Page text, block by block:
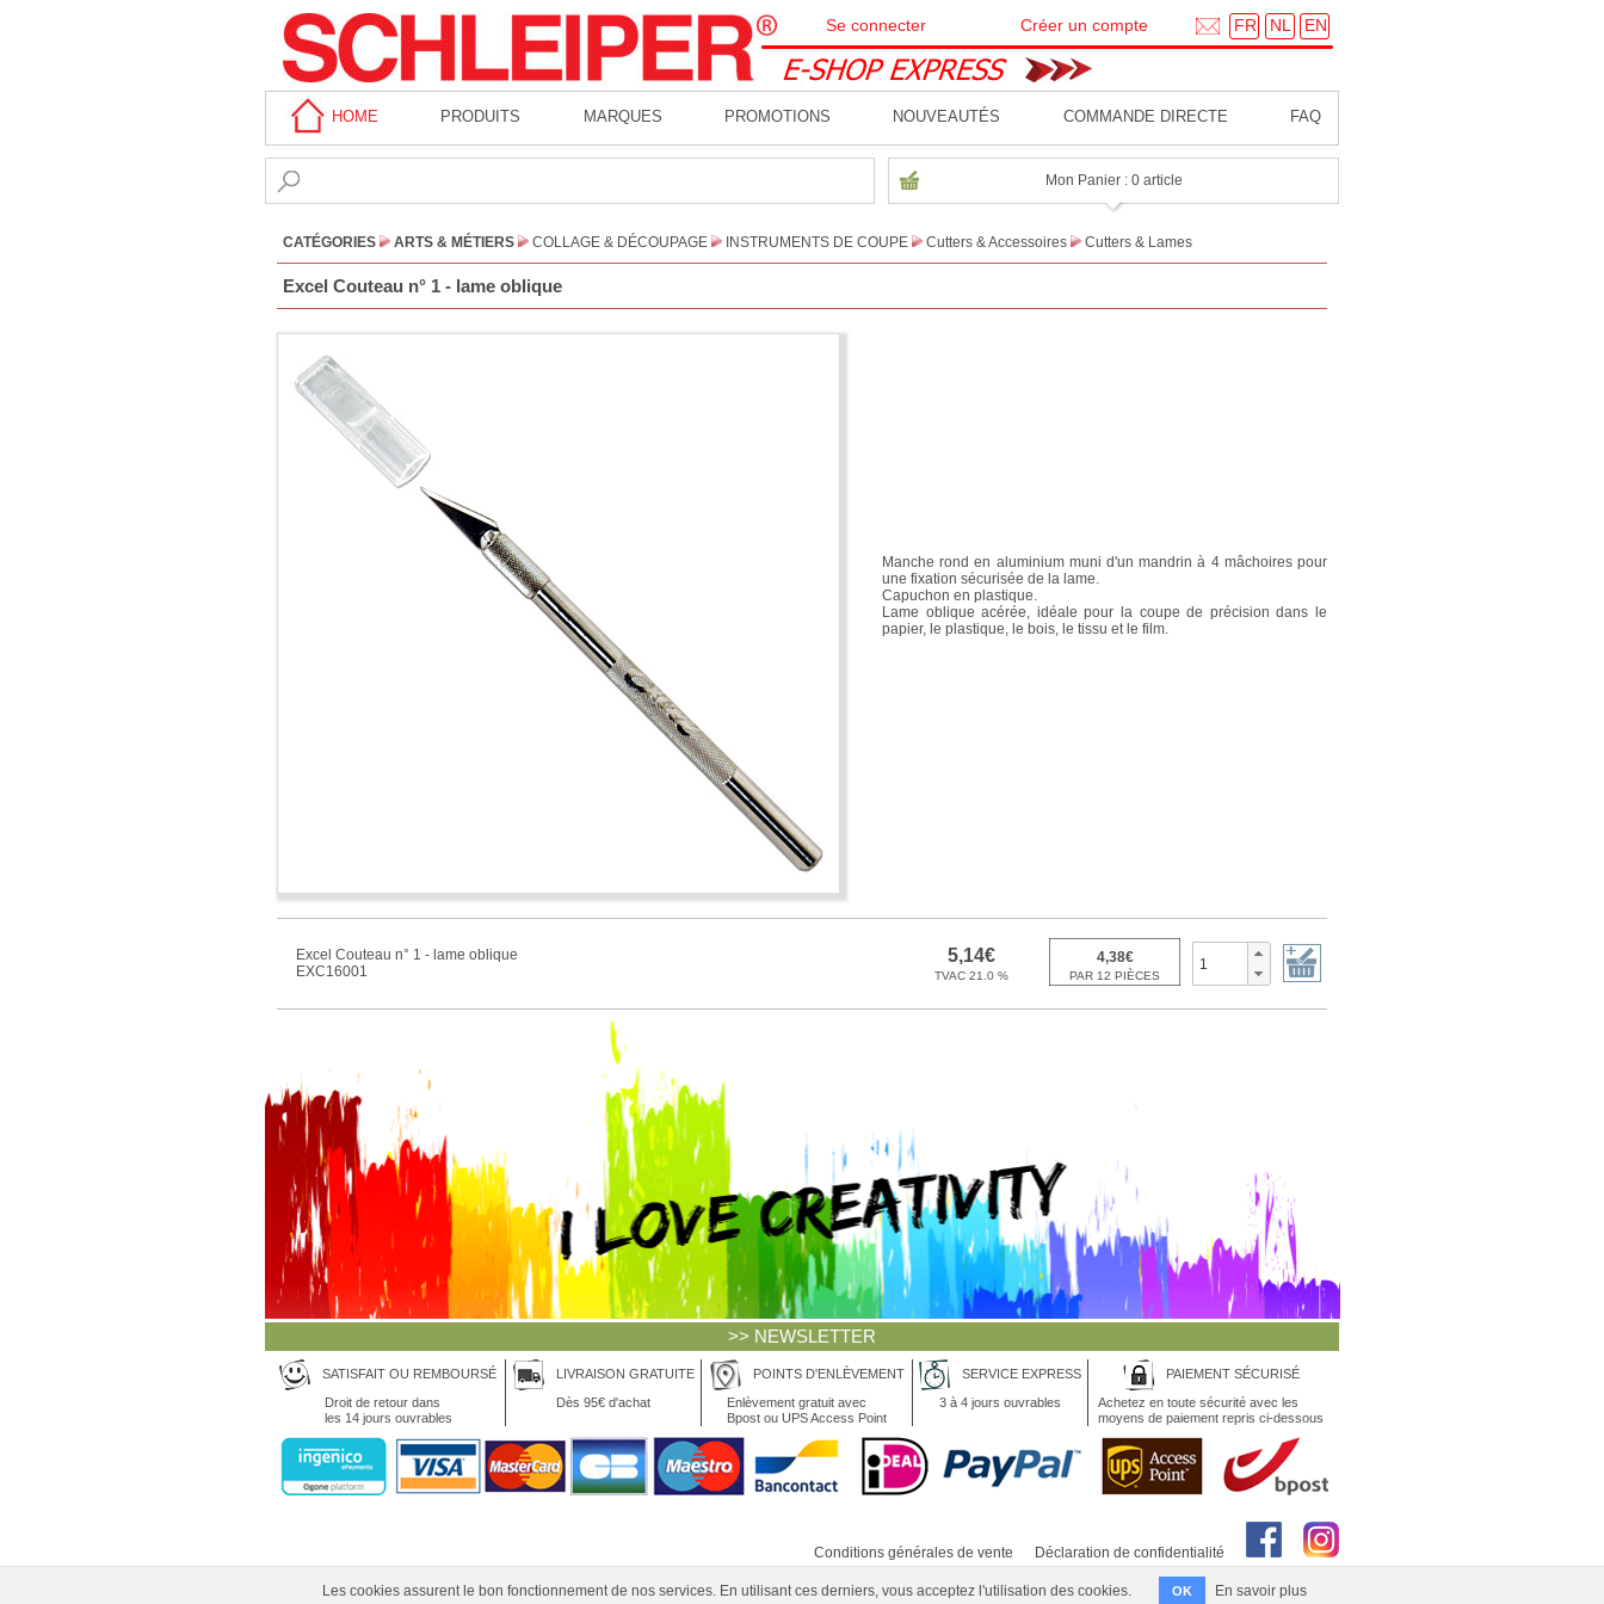
FR NL EN
Se connecter Créer un compte
HOME PRODUITS MARQUES PROMOTIONS NOUVEAUTÉS COMMANDE DIRECTE FAQ
Mon Panier : 0 article
CATÉGORIES ARTS & MÉTIERS COLLAGE & DÉCOUPAGE INSTRUMENTS DE COUPE Cutters & Accessoires Cutters & Lames
Excel Couteau n° 1 - lame oblique
Manche rond en aluminium muni d'un mandrin à 4 mâchoires pour
une fixation sécurisée de la lame.
Capuchon en plastique.
Lame oblique acérée, idéale pour la coupe de précision dans le
papier, le plastique, le bois, le tissu et le film.
Excel Couteau n° 1 - lame oblique
EXC16001
>> NEWSLETTER
SATISFAIT OU REMBOURSÉ
Droit de retour dans
les 14 jours ouvrables
LIVRAISON GRATUITE
Dès 95€ d'achat
POINTS D'ENLÈVEMENT
Enlèvement gratuit avec
Bpost ou UPS Access Point
SERVICE EXPRESS
3 à 4 jours ouvrables
PAIEMENT SÉCURISÉ
Achetez en toute sécurité avec les
moyens de paiement repris ci-dessous
Conditions générales de vente Déclaration de confidentialité
Les cookies assurent le bon fonctionnement de nos services. En utilisant ces derniers, vous acceptez l'utilisation des cookies. OK En savoir plus